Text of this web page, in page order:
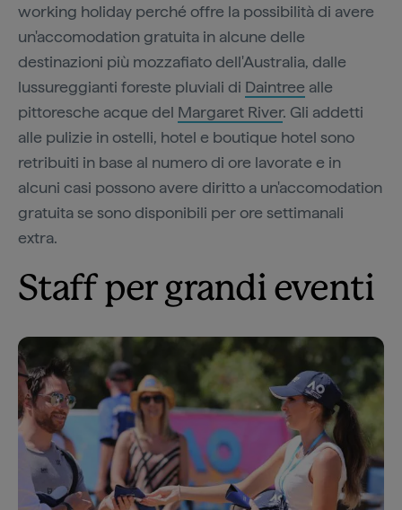
working holiday perché offre la possibilità di avere
un'accomodation gratuita in alcune delle
destinazioni più mozzafiato dell'Australia, dalle
lussureggianti foreste pluviali di Daintree alle
pittoresche acque del Margaret River. Gli addetti
alle pulizie in ostelli, hotel e boutique hotel sono
retribuiti in base al numero di ore lavorate e in
alcuni casi possono avere diritto a un'accomodation
gratuita se sono disponibili per ore settimanali
extra.
Staff per grandi eventi